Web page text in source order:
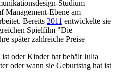
Studium
Management-Ebene am
Bereits 2011 entwickelte sie
Spielfilm "Die
später zahlreiche Preise
oder Kinder hat behält Julia
oder wann sie Geburtstag hat ist